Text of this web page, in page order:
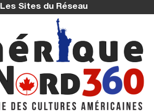
Les Sites du Réseau